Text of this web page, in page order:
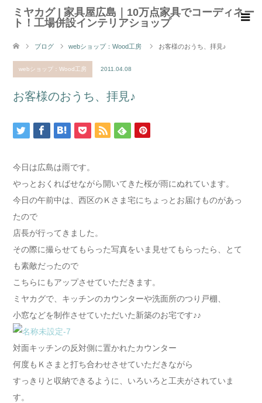
ミヤカグ | 家具屋広島｜10万点家具でコーディネー
ト！工場併設インテリアショップ
ブログ webショップ：Wood工房 お客様のおうち、拝見♪
webショップ：Wood工房 2011.04.08
お客様のおうち、拝見♪
今日は広島は雨です。
やっとおくればせながら開いてきた桜が雨にぬれています。
今日の午前中は、西区のＫさま宅にちょっとお届けものがあっ
たので
店長が行ってきました。
その際に撮らせてもらった写真をいま見せてもらったら、とて
も素敵だったので
こちらにもアップさせていただきます。
ミヤカグで、キッチンのカウンターや洗面所のつり戸棚、
小窓などを制作させていただいた新築のお宅です♪♪
対面キッチンの反対側に置かれたカウンター
何度もＫさまと打ち合わせさせていただきながら
すっきりと収納できるように、いろいろと工夫がされていま
す。